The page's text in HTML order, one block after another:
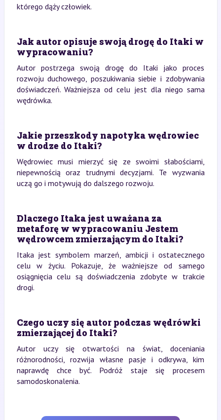
którego dąży człowiek.
Jak autor opisuje swoją drogę do Itaki w
wypracowaniu?
Autor postrzega swoją drogę do Itaki jako proces
rozwoju duchowego, poszukiwania siebie i zdobywania
doświadczeń. Ważniejsza od celu jest dla niego sama
wędrówka.
Jakie przeszkody napotyka wędrowiec
w drodze do Itaki?
Wędrowiec musi mierzyć się ze swoimi słabościami,
niepewnością oraz trudnymi decyzjami. Te wyzwania
uczą go i motywują do dalszego rozwoju.
Dlaczego Itaka jest uważana za
metaforę w wypracowaniu Jestem
wędrowcem zmierzającym do Itaki?
Itaka jest symbolem marzeń, ambicji i ostatecznego
celu w życiu. Pokazuje, że ważniejsze od samego
osiągnięcia celu są doświadczenia zdobyte w trakcie
drogi.
Czego uczy się autor podczas wędrówki
zmierzającej do Itaki?
Autor uczy się otwartości na świat, doceniania
różnorodności, rozwija własne pasje i odkrywa, kim
naprawdę chce być. Podróż staje się procesem
samodoskonalenia.